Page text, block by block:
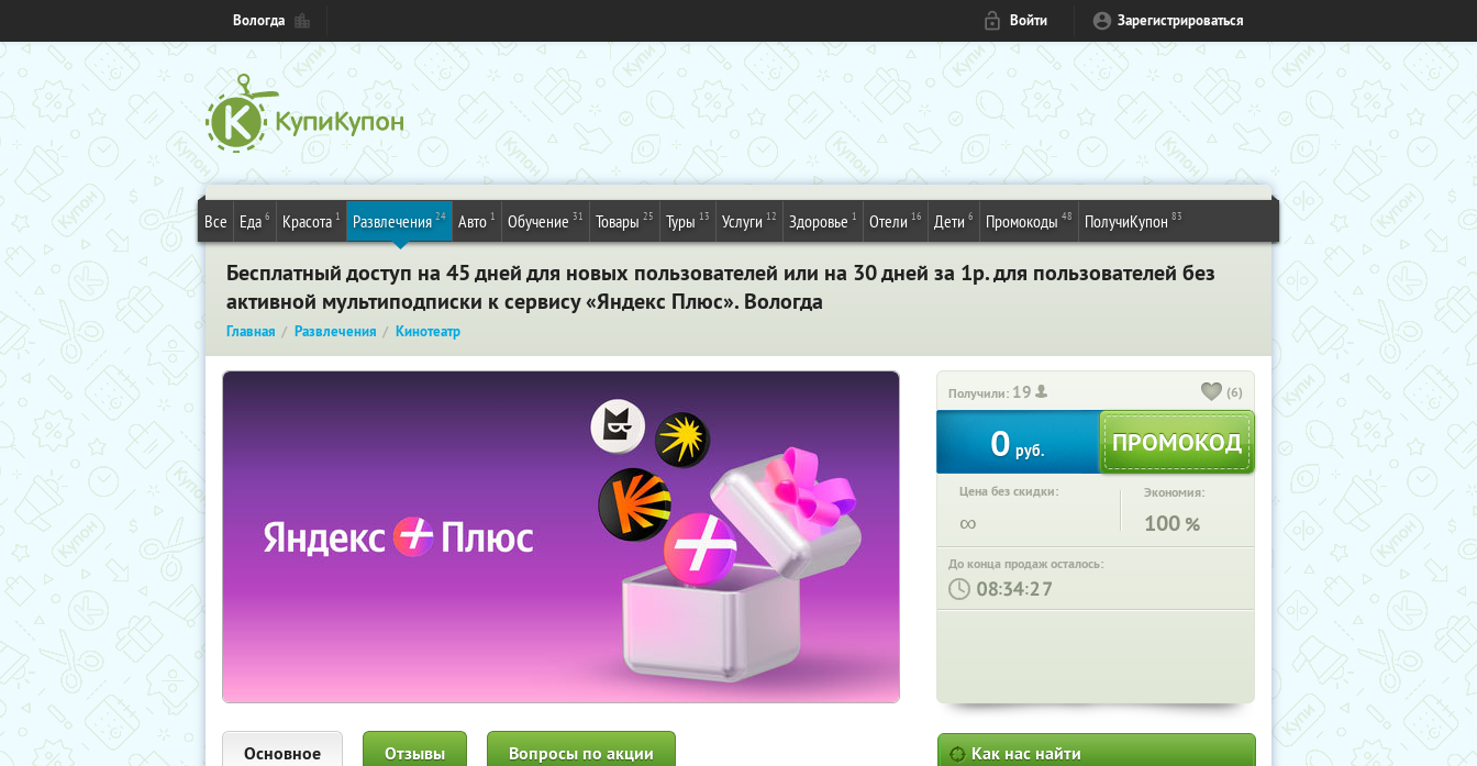
Вологда Войти Зарегистрироваться
Все Еда 6 Красота 1 Развлечения 24 Авто 1 Обучение 31 Товары 25 Туры 13 Услуги 12 Здоровье 1 Отели 16 Дети 6 Промокоды 48 ПолучиКупон 83
Бесплатный доступ на 45 дней для новых пользователей или на 30 дней за 1р. для пользователей без
активной мультиподписки к сервису «Яндекс Плюс». Вологда
Главная Развлечения Кинотеатр
Получили: 19 (6)
0 руб.
Цена без скидки:
∞
Экономия:
100 %
До конца продаж осталось:
: :
Основное Отзывы Вопросы по акции Как нас найти